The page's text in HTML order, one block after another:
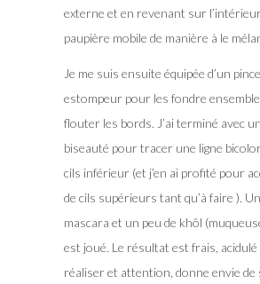
externe et en revenant sur
paupière mobile de manière à le
Je me suis ensuite équipée d’un
estompeur pour les fondre
flouter les bords. J’ai terminé avec
biseauté pour tracer une ligne
cils inférieur (et j’en ai profité pour
de cils supérieurs tant qu’à faire ).
mascara et un peu de khôl
est joué. Le résultat est frais, acidulé
réaliser et attention, donne envie de